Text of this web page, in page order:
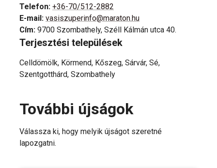
Telefon: +36-70/512-2882
E-mail: vasiszuperinfo@maraton.hu
Cím: 9700 Szombathely, Széll Kálmán utca 40.
Terjesztési települések
Celldömölk, Körmend, Kőszeg, Sárvár, Sé,
Szentgotthárd, Szombathely
További újságok
Válassza ki, hogy melyik újságot szeretné
lapozgatni.